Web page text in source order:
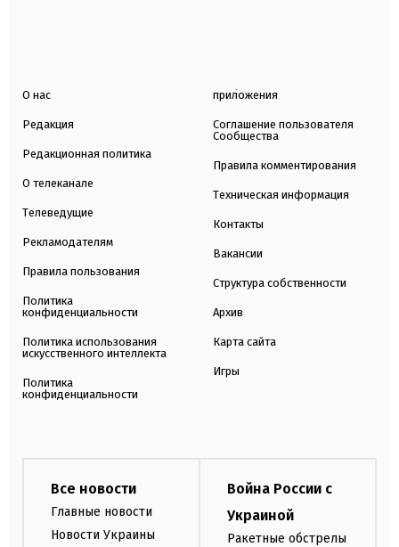
О нас
Редакция
Редакционная политика
О телеканале
Телеведущие
Рекламодателям
Правила пользования
Политика
конфиденциальности
Политика использования
искусственного интеллекта
Политика
конфиденциальности
приложения
Соглашение пользователя
Сообщества
Правила комментирования
Техническая информация
Контакты
Вакансии
Структура собственности
Архив
Карта сайта
Игры
Все новости
Главные новости
Новости Украины
Война России с
Украиной
Ракетные обстрелы